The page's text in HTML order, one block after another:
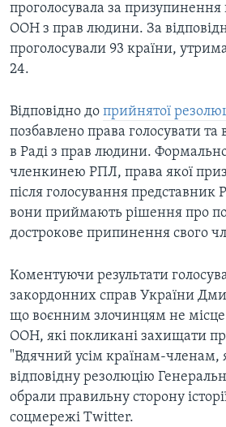
проголосувала за призупинення
ООН з прав людини. За
проголосували 93 країни,
24.
Відповідно до прийнятої
позбавлено права голосувати та
в Раді з прав людини.
членкинею РПЛ, права якої
після голосування
вони приймають рішення про
дострокове припинення свого
Коментуючи результати
закордонних справ України
що воєнним злочинцям не місце
ООН, які покликані захищати
"Вдячний усім країнам-членам,
відповідну резолюцію
обрали правильну сторону
соцмережі Twitter.